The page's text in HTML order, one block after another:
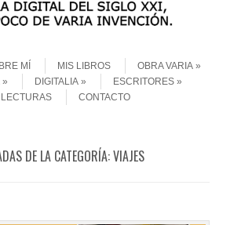
MÍ MIS LIBROS
OBRA VARIA
DIGITALIA
ESCRITORES
LECTURAS
CONTACTO
DE LA CATEGORÍA:VIAJES